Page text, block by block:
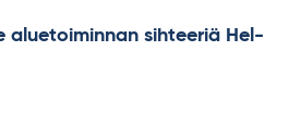
alue­toi­min­nan sih­tee­riä Hel­